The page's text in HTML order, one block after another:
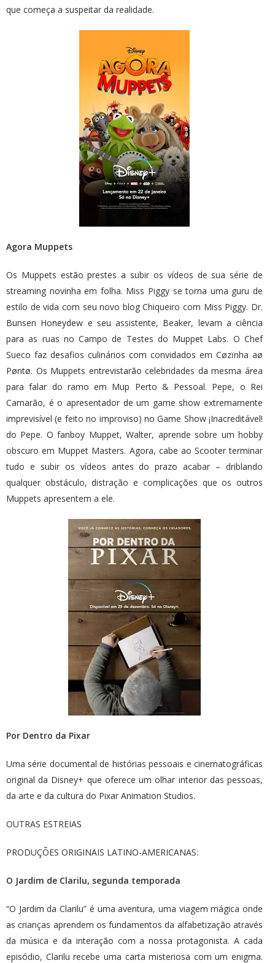
que começa a suspeitar da realidade.
Agora Muppets
Os Muppets estão prestes a subir os vídeos de sua série de
streaming novinha em folha. Miss Piggy se torna uma guru de
estilo de vida com seu novo blog Chiqueiro com Miss Piggy. Dr.
Bunsen Honeydew e seu assistente, Beaker, levam a ciência
para as ruas no Campo de Testes do Muppet Labs. O Chef
Sueco faz desafios culinários com convidados em Cøzïnha aø
Pøntø. Os Muppets entrevistarão celebridades da mesma área
para falar do ramo em Mup Perto & Pessoal. Pepe, o Rei
Camarão, é o apresentador de um game show extremamente
imprevisível (e feito no improviso) no Game Show ¡Inacreditável!
do Pepe. O fanboy Muppet, Walter, aprende sobre um hobby
obscuro em Muppet Masters. Agora, cabe ao Scooter terminar
tudo e subir os vídeos antes do prazo acabar – driblando
qualquer obstáculo, distração e complicações que os outros
Muppets apresentem a ele.
Por Dentro da Pixar
Uma série documental de histórias pessoais e cinematográficas
original da Disney+ que oferece um olhar interior das pessoas,
da arte e da cultura do Pixar Animation Studios.
OUTRAS ESTREIAS
PRODUÇÕES ORIGINAIS LATINO-AMERICANAS:
O Jardim de Clarilu, segunda temporada
“O Jardim da Clarilu” é uma aventura, uma viagem mágica onde
as crianças aprendem os fundamentos da alfabetização através
da música e da interação com a nossa protagonista. A cada
episódio, Clarilu recebe uma carta misteriosa com um enigma.